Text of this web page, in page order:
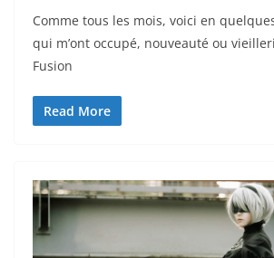
Comme tous les mois, voici en
qui m’ont occupé, nouveauté ou
Fusion
Read More